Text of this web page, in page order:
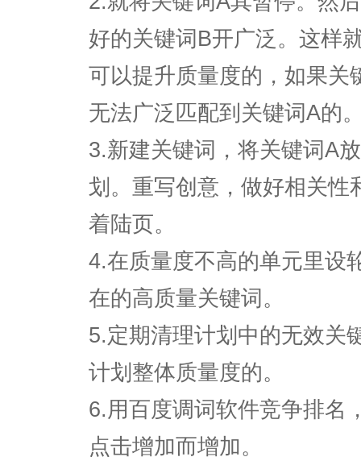
好的关键词B开广泛。这样
可以提升质量度的，如果关
无法广泛匹配到关键词A的
3.新建关键词，将关键词A
划。重写创意，做好相关性
着陆页。
4.在质量度不高的单元里设
在的高质量关键词。
5.定期清理计划中的无效关
计划整体质量度的。
6.用百度调词软件竞争排名
点击增加而增加。